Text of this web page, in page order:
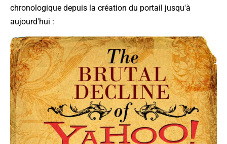
chronologique depuis la création du portail jusqu'à
aujourd'hui :